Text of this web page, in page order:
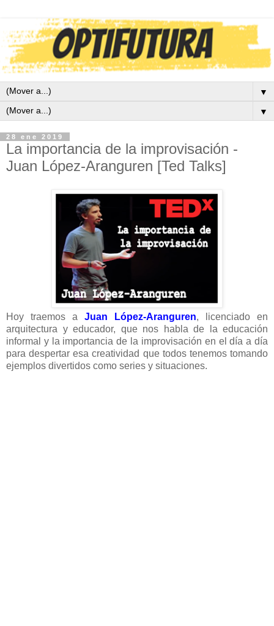
▼
▼
28 ene 2019
La importancia de la improvisación -
Juan López-Aranguren [Ted Talks]
Hoy traemos a Juan López-Aranguren, licenciado en
arquitectura y educador, que nos habla de la educación
informal y la importancia de la improvisación en el día a día
para despertar esa creatividad que todos tenemos tomando
ejemplos divertidos como series y situaciones.